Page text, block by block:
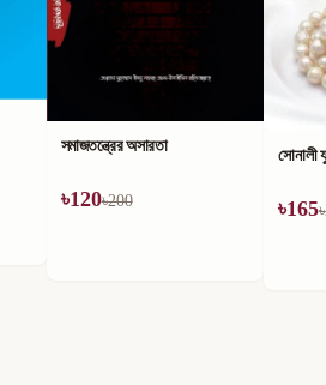
সমাজতন্ত্রের অসারতা
৳120৳200
সোনালী
৳165৳